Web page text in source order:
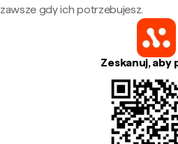
zawsze gdy ich potrzebujesz.
Zeskanuj, aby